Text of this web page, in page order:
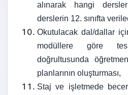
alınarak hangi
derslerin 12. sınıfta
Okutulacak dal/dallar
modüllere göre
doğrultusunda
planlarının oluşturması,
Staj ve işletmede